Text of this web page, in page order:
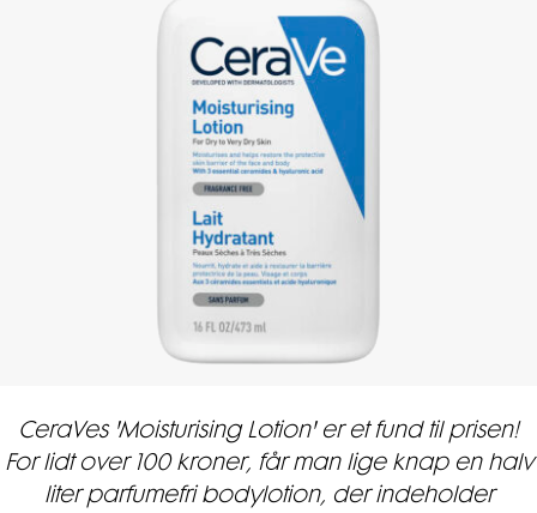
CeraVes 'Moisturising Lotion' er et fund til prisen!
For lidt over 100 kroner, får man lige knap en halv
liter parfumefri bodylotion, der indeholder